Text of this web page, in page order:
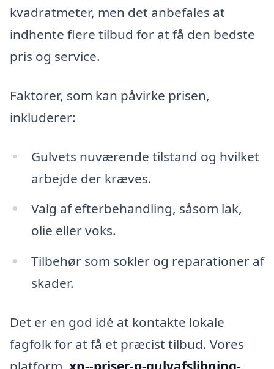
kvadratmeter, men det anbefales at
indhente flere tilbud for at få den bedste
pris og service.
Faktorer, som kan påvirke prisen,
inkluderer:
Gulvets nuværende tilstand og hvilket
arbejde der kræves.
Valg af efterbehandling, såsom lak,
olie eller voks.
Tilbehør som sokler og reparationer af
skader.
Det er en god idé at kontakte lokale
fagfolk for at få et præcist tilbud. Vores